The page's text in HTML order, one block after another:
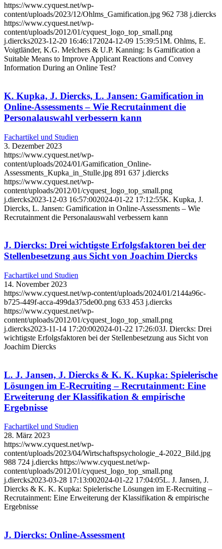
https://www.cyquest.net/wp-
content/uploads/2023/12/Ohlms_Gamification.jpg 962 738 j.diercks
https://www.cyquest.net/wp-
content/uploads/2012/01/cyquest_logo_top_small.png
j.diercks2023-12-20 16:46:172024-12-09 15:39:51M. Ohlms, E.
Voigtländer, K.G. Melchers & U.P. Kanning: Is Gamification a
Suitable Means to Improve Applicant Reactions and Convey
Information During an Online Test?
K. Kupka, J. Diercks, L. Jansen: Gamification in
Online-Assessments – Wie Recrutainment die
Personalauswahl verbessern kann
Fachartikel und Studien
3. Dezember 2023
https://www.cyquest.net/wp-
content/uploads/2024/01/Gamification_Online-
Assessments_Kupka_in_Stulle.jpg 891 637 j.diercks
https://www.cyquest.net/wp-
content/uploads/2012/01/cyquest_logo_top_small.png
j.diercks2023-12-03 16:57:002024-01-22 17:12:55K. Kupka, J.
Diercks, L. Jansen: Gamification in Online-Assessments – Wie
Recrutainment die Personalauswahl verbessern kann
J. Diercks: Drei wichtigste Erfolgsfaktoren bei der
Stellenbesetzung aus Sicht von Joachim Diercks
Fachartikel und Studien
14. November 2023
https://www.cyquest.net/wp-content/uploads/2024/01/2144a96c-
b725-449f-acca-499da375de00.png 633 453 j.diercks
https://www.cyquest.net/wp-
content/uploads/2012/01/cyquest_logo_top_small.png
j.diercks2023-11-14 17:20:002024-01-22 17:26:03J. Diercks: Drei
wichtigste Erfolgsfaktoren bei der Stellenbesetzung aus Sicht von
Joachim Diercks
L. J. Jansen, J. Diercks & K. K. Kupka: Spielerische
Lösungen im E-Recruiting – Recrutainment: Eine
Erweiterung der Klassifikation & empirische
Ergebnisse
Fachartikel und Studien
28. März 2023
https://www.cyquest.net/wp-
content/uploads/2023/04/Wirtschaftspsychologie_4-2022_Bild.jpg
988 724 j.diercks https://www.cyquest.net/wp-
content/uploads/2012/01/cyquest_logo_top_small.png
j.diercks2023-03-28 17:13:002024-01-22 17:04:05L. J. Jansen, J.
Diercks & K. K. Kupka: Spielerische Lösungen im E-Recruiting –
Recrutainment: Eine Erweiterung der Klassifikation & empirische
Ergebnisse
J. Diercks: Online-Assessment